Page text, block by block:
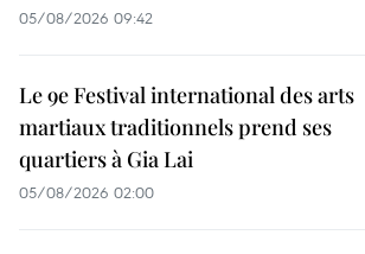
05/08/2026 09:42
Le 9e Festival international des arts
martiaux traditionnels prend ses
quartiers à Gia Lai
05/08/2026 02:00